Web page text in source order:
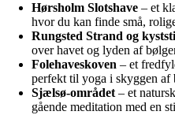
Hørsholm Slotshave – et
hvor du kan finde små,
Rungsted Strand og
over havet og lyden af
Folehaveskoven – et
perfekt til yoga i skyggen af
Sjælsø-området – et
gående meditation med en